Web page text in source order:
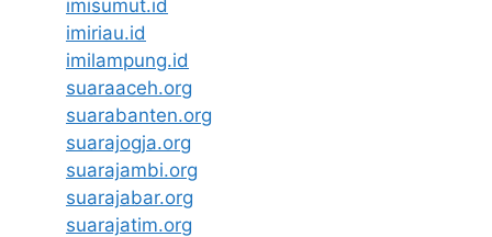
imisumut.id
imiriau.id
imilampung.id
suaraaceh.org
suarabanten.org
suarajogja.org
suarajambi.org
suarajabar.org
suarajatim.org